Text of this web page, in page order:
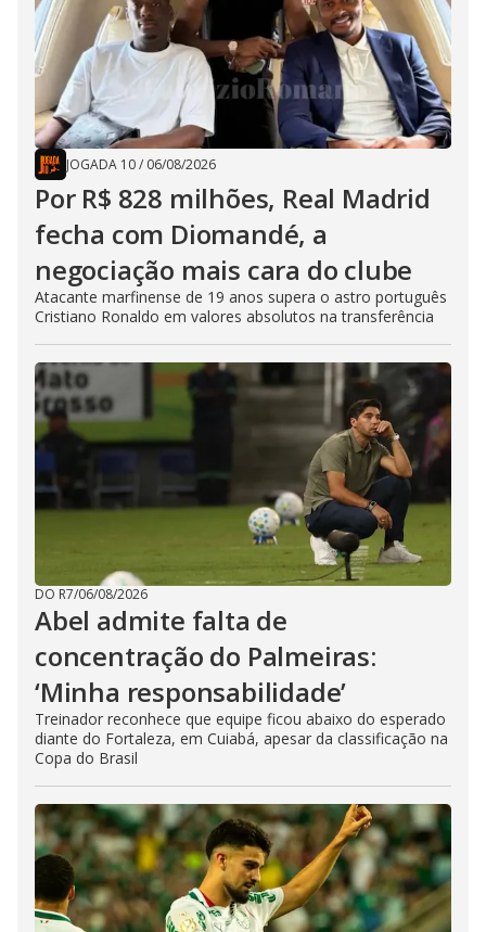
JOGADA 10/ 06/08/2026
Por R$ 828 milhões, Real Madrid
fecha com Diomandé, a
negociação mais cara do clube
Atacante marfinense de 19 anos supera o astro português
Cristiano Ronaldo em valores absolutos na transferência
DO R7/06/08/2026
Abel admite falta de
concentração do Palmeiras:
‘Minha responsabilidade’
Treinador reconhece que equipe ficou abaixo do esperado
diante do Fortaleza, em Cuiabá, apesar da classificação na
Copa do Brasil